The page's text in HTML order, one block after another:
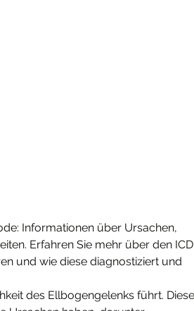
Informationen über Ursachen,
Erfahren Sie mehr über den ICD
und wie diese diagnostiziert und